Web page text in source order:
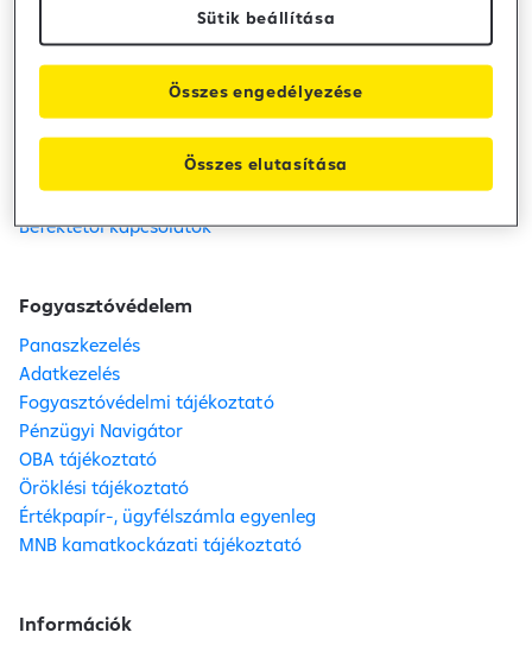
Fiók- és ATM kereső
Karrier
Közzétételek
Bankcsoport
Befektetői kapcsolatok
Fogyasztóvédelem
Panaszkezelés
Adatkezelés
Fogyasztóvédelmi tájékoztató
Pénzügyi Navigátor
OBA tájékoztató
Öröklési tájékoztató
Értékpapír-, ügyfélszámla egyenleg
MNB kamatkockázati tájékoztató
Információk
Sütik beállítása
Összes elutasítása
Összes engedélyezése